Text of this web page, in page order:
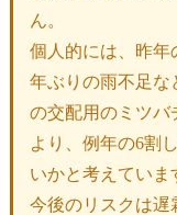
ん。
個人的には、昨年
年ぶりの雨不足な
の交配用のミツバ
より、例年の6割
いかと考えていま
今後のリスクは遅